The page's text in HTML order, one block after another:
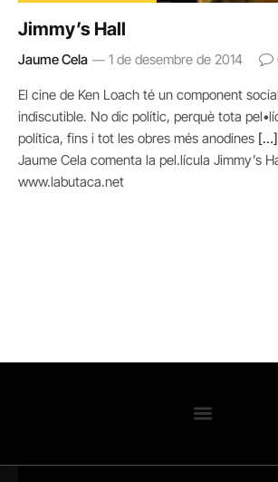
Jimmy’s Hall
Jaume Cela 1 de desembre de 2014
El cine de Ken Loach té un component
indiscutible. No dic polític, perquè tota
política, fins i tot les obres més anodines […]
Jaume Cela comenta la pel.lícula Jimmy’s
www.labutaca.net